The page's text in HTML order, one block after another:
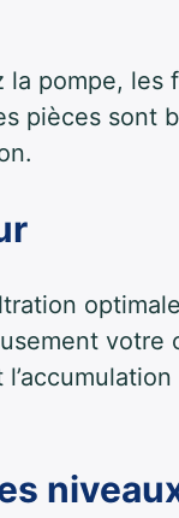
la pompe, les
pièces sont
votre
niveaux